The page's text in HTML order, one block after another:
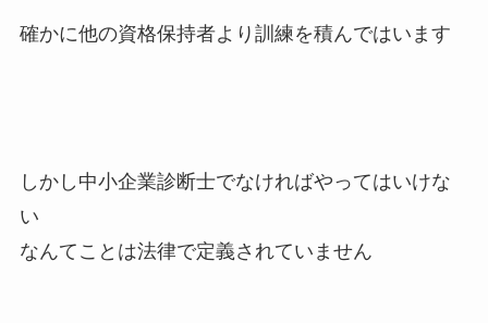
確かに他の資格保持者より訓練を積んではいます
しかし中小企業診断士でなければやってはいけな
い
なんてことは法律で定義されていません